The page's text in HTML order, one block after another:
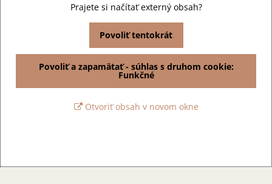
Prajete si načítať externý obsah?
Povoliť tentokrát
Povoliť a zapamätať - súhlas s druhom cookie:
Funkčné
Otvoriť obsah v novom okne